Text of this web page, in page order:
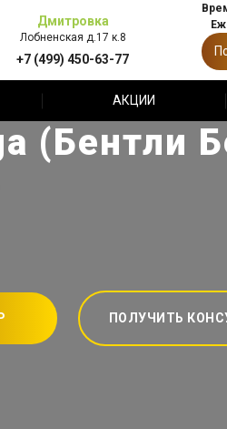
Дмитровка
Лобненская д.17 к.8
+7 (499) 450-63-77
АКЦИИ
(Бентли
ПОЛУЧИТЬ